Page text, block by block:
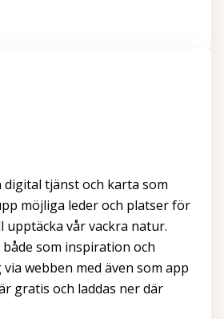
tjänst och karta som
möjliga leder och platser för
upptäcka vår vackra natur.
som inspiration och
webben med även som app
gratis och laddas ner där